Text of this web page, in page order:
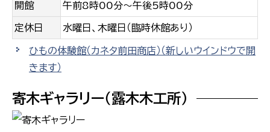
開館 午前8時00分〜午後5時00分
定休日 水曜日、木曜日（臨時休館あり）
ひもの体験館（カネタ前田商店） （新しいウインドウで開
きます）
寄木ギャラリー（露木木工所）